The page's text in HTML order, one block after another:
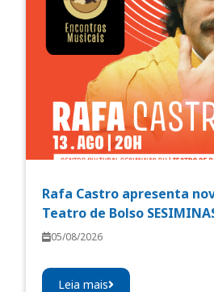
Rafa Castro apresenta
Teatro de Bolso
05/08/2026
Leia mais